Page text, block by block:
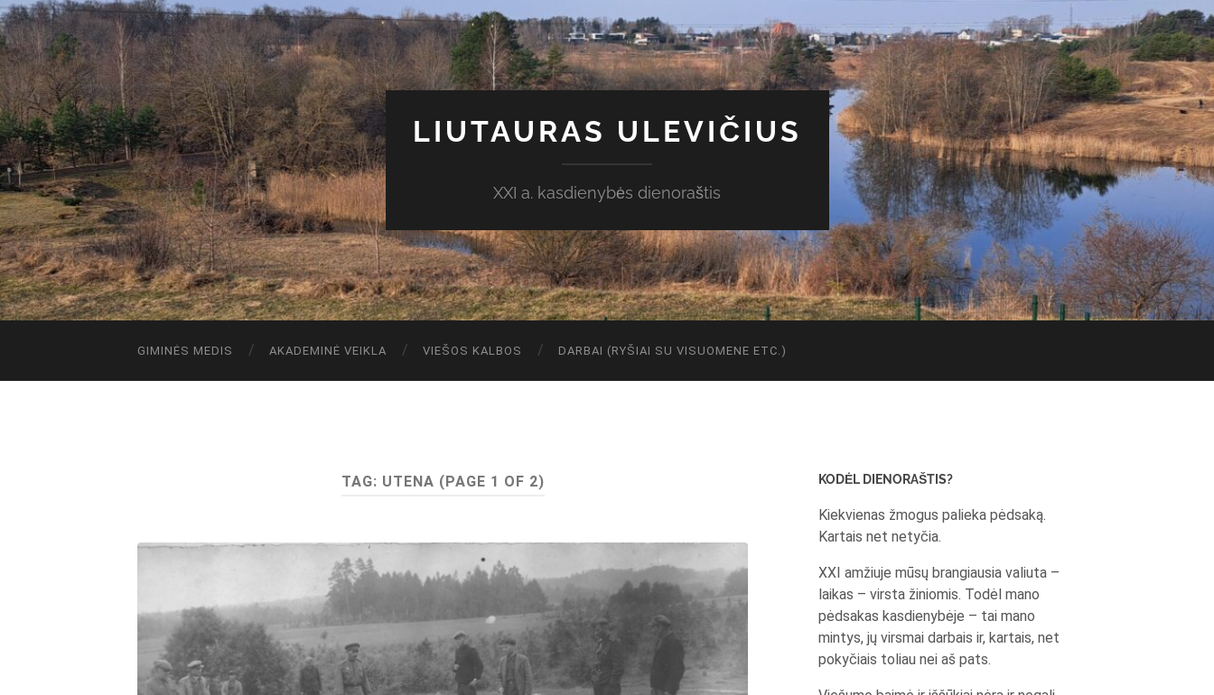
LIUTAURAS ULEVIČIUS
XXI a. kasdienybės dienoraštis
GIMINĖS MEDIS AKADEMINĖ VEIKLA VIEŠOS KALBOS DARBAI (RYŠIAI SU VISUOMENE ETC.)
TAG: UTENA (PAGE 1 OF 2) KODĖL DIENORAŠTIS?
Kiekvienas žmogus palieka pėdsaką.
Kartais net netyčia.
XXI amžiuje mūsų brangiausia valiuta –
laikas – virsta žiniomis. Todėl mano
pėdsakas kasdienybėje – tai mano
mintys, jų virsmai darbais ir, kartais, net
pokyčiais toliau nei aš pats.